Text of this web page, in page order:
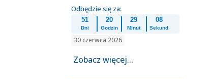
Odbędzie się za:
51
Dni
20
Godzin
29
Minut
08
Sekund
30 czerwca 2026
Zobacz więcej...